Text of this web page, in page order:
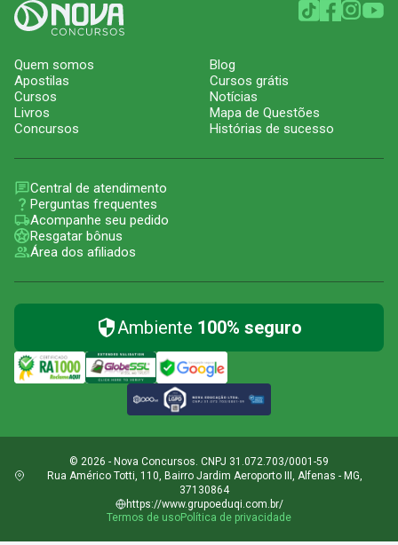
Quem somos
Apostilas
Cursos
Livros
Concursos
Blog
Cursos grátis
Notícias
Mapa de Questões
Histórias de sucesso
Central de atendimento
Perguntas frequentes
Acompanhe seu pedido
Resgatar bônus
Área dos afiliados
Ambiente 100% seguro
© 2026 - Nova Concursos. CNPJ 31.072.703/0001-59
Rua Américo Totti, 110, Bairro Jardim Aeroporto III, Alfenas - MG,
37130864
https://www.grupoeduqi.com.br/
Termos de usoPolítica de privacidade